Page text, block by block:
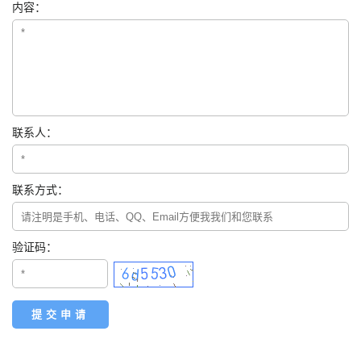
内容：
联系人：
联系方式：
验证码：